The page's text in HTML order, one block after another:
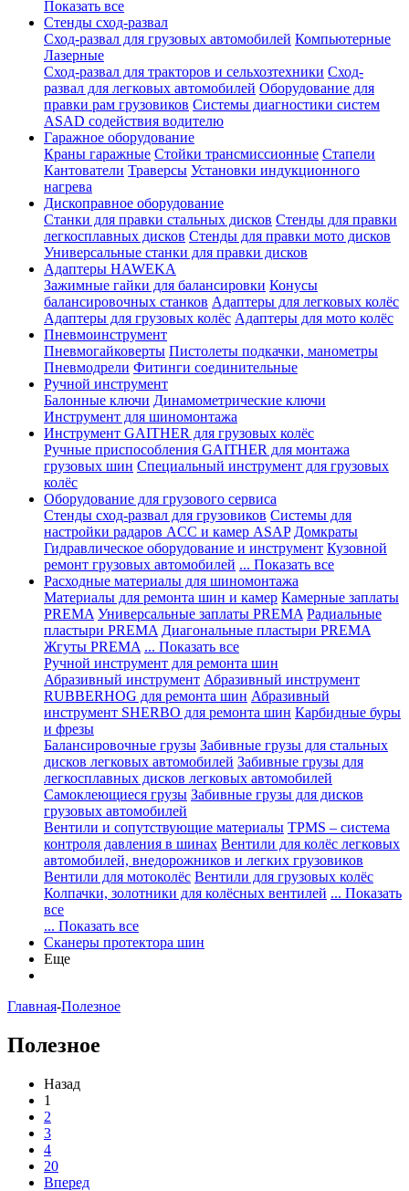
Показать все
Стенды сход-развал
Сход-развал для грузовых автомобилей Компьютерные
Лазерные
Сход-развал для тракторов и сельхозтехники Сход-
развал для легковых автомобилей Оборудование для
правки рам грузовиков Системы диагностики систем
ASAD содействия водителю
Гаражное оборудование
Краны гаражные Стойки трансмиссионные Стапели
Кантователи Траверсы Установки индукционного
нагрева
Дископравное оборудование
Станки для правки стальных дисков Стенды для правки
легкосплавных дисков Стенды для правки мото дисков
Универсальные станки для правки дисков
Адаптеры HAWEKA
Зажимные гайки для балансировки Конусы
балансировочных станков Адаптеры для легковых колёс
Адаптеры для грузовых колёс Адаптеры для мото колёс
Пневмоинструмент
Пневмогайковерты Пистолеты подкачки, манометры
Пневмодрели Фитинги соединительные
Ручной инструмент
Балонные ключи Динамометрические ключи
Инструмент для шиномонтажа
Инструмент GAITHER для грузовых колёс
Ручные приспособления GAITHER для монтажа
грузовых шин Специальный инструмент для грузовых
колёс
Оборудование для грузового сервиса
Стенды сход-развал для грузовиков Системы для
настройки радаров ACC и камер ASAP Домкраты
Гидравлическое оборудование и инструмент Кузовной
ремонт грузовых автомобилей ... Показать все
Расходные материалы для шиномонтажа
Материалы для ремонта шин и камер Камерные заплаты
PREMA Универсальные заплаты PREMA Радиальные
пластыри PREMA Диагональные пластыри PREMA
Жгуты PREMA ... Показать все
Ручной инструмент для ремонта шин
Абразивный инструмент Абразивный инструмент
RUBBERHOG для ремонта шин Абразивный
инструмент SHERBO для ремонта шин Карбидные буры
и фрезы
Балансировочные грузы Забивные грузы для стальных
дисков легковых автомобилей Забивные грузы для
легкосплавных дисков легковых автомобилей
Самоклеющиеся грузы Забивные грузы для дисков
грузовых автомобилей
Вентили и сопутствующие материалы TPMS – система
контроля давления в шинах Вентили для колёс легковых
автомобилей, внедорожников и легких грузовиков
Вентили для мотоколёс Вентили для грузовых колёс
Колпачки, золотники для колёсных вентилей ... Показать
все
... Показать все
Сканеры протектора шин
Еще
Главная-Полезное
Полезное
Назад
1
2
3
4
20
Вперед